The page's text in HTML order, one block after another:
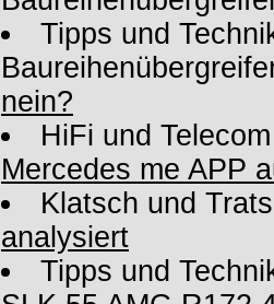
Tipps und
nein?
HiFi und Telecom
Mercedes me APP
Klatsch und
analysiert
Tipps und